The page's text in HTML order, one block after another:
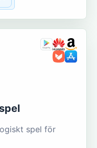
spel för